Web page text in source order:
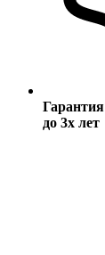
Гарантия
до 3х лет